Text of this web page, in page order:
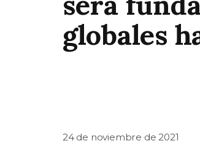
globales
24 de noviembre de 2021